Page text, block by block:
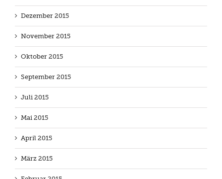
Dezember 2015
November 2015
Oktober 2015
September 2015
Juli 2015
Mai 2015
April 2015
März 2015